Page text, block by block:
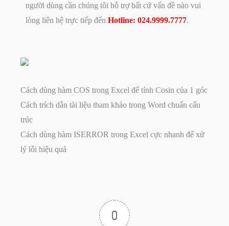
người dùng cần chúng tôi hỗ trợ bất cứ vấn đề nào vui
lòng liên hệ trực tiếp đến Hotline: 024.9999.7777.
Cách dùng hàm COS trong Excel để tính Cosin của 1 góc
Cách trích dẫn tài liệu tham khảo trong Word chuẩn cấu
trúc
Cách dùng hàm ISERROR trong Excel cực nhanh để xử
lý lỗi hiệu quả
0